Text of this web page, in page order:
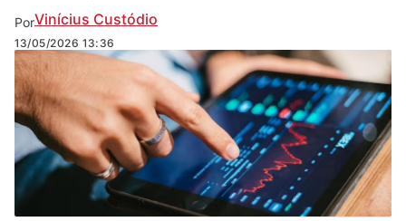
PorVinícius Custódio
13/05/2026 13:36